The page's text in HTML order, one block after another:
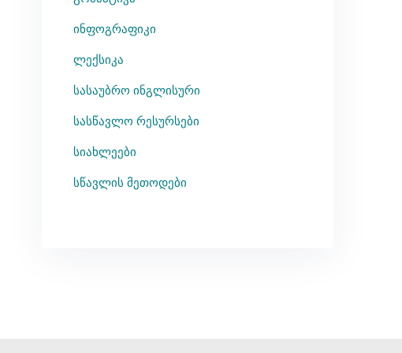
ინფოგრაფიკი
ლექსიკა
სასაუბრო ინგლისური
სასწავლო რესურსები
სიახლეები
სწავლის მეთოდები